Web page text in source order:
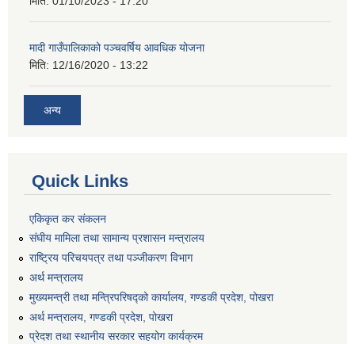
मादी गाउँपालिकाको पञ्चवर्षिय आवधिक योजना
मिति: 12/16/2020 - 13:22
अन्य
Quick Links
एकिकृत कर संकलन
संघीय मामिला तथा सामान्य प्रशासन मन्त्रालय
राष्ट्रिय परिचयपत्र तथा पञ्जीकरण विभाग
अर्थ मन्त्रालय
मुख्यमन्त्री तथा मन्त्रिपरिषद्को कार्यालय, गण्डकी प्रदेश, पोखरा
अर्थ मन्त्रालय, गण्डकी प्रदेश, पोखरा
प्रेदश तथा स्थानीय सरकार सहयोग कार्यक्रम